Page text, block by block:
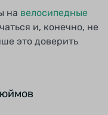
на велосипедные
и, конечно, не
это доверить